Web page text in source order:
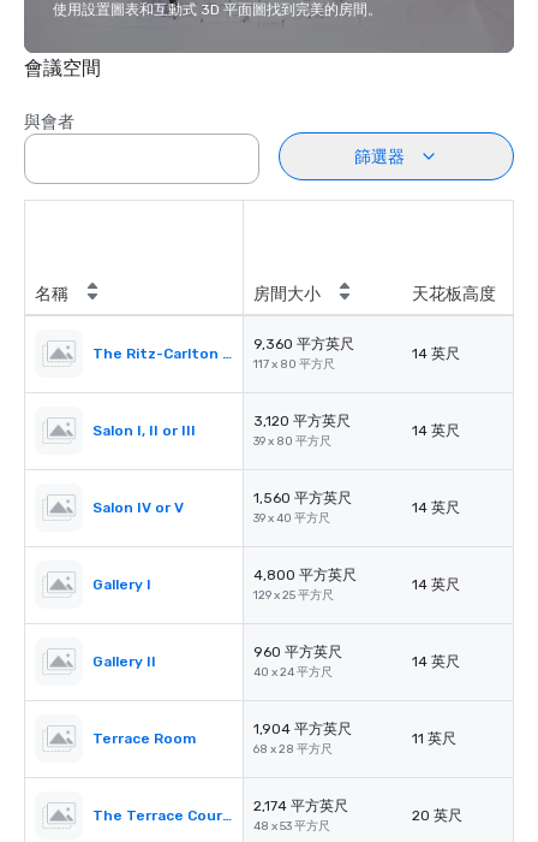
使用設置圖表和互動式 3D 平面圖找到完美的房間。
會議空間
與會者
篩選器
名稱 房間大小 天花板高度
The Ritz-Carlton Ballroom
9,360 平方英尺
117 x 80 平方尺
14 英尺
Salon I, II or III
3,120 平方英尺
39 x 80 平方尺
14 英尺
Salon IV or V
1,560 平方英尺
39 x 40 平方尺
14 英尺
Gallery I
4,800 平方英尺
129 x 25 平方尺
14 英尺
Gallery II
960 平方英尺
40 x 24 平方尺
14 英尺
Terrace Room
1,904 平方英尺
68 x 28 平方尺
11 英尺
The Terrace Courtyard/Tent
2,174 平方英尺
48 x 53 平方尺
20 英尺